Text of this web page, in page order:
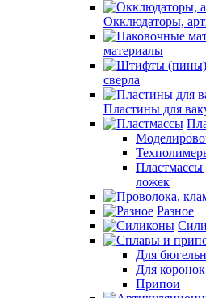
Окклюдаторы,
материалы
сверла
Пластины для
ложек
Разное
Для
Для
Припои